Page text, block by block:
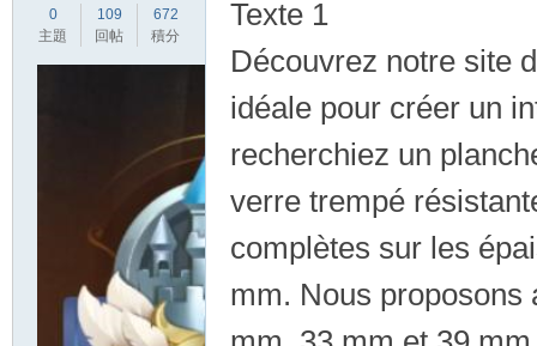
0
主題
109
回帖
672
積分
Texte 1
Découvrez notre site
idéale pour créer un
recherchiez un
verre trempé
complètes sur les
mm. Nous proposons